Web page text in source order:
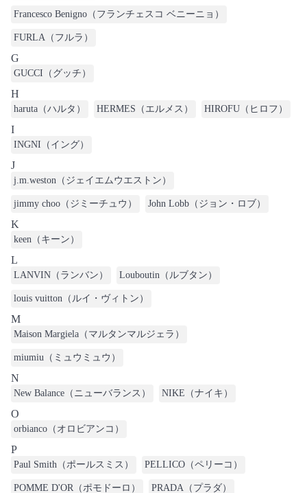
Francesco Benigno（フランチェスコ ベニーニョ）
FURLA（フルラ）
G
GUCCI（グッチ）
H
haruta（ハルタ） HERMES（エルメス） HIROFU（ヒロフ）
I
INGNI（イング）
J
j.m.weston（ジェイエムウエストン）
jimmy choo（ジミーチュウ） John Lobb（ジョン・ロブ）
K
keen（キーン）
L
LANVIN（ランバン） Louboutin（ルブタン）
louis vuitton（ルイ・ヴィトン）
M
Maison Margiela（マルタンマルジェラ）
miumiu（ミュウミュウ）
N
New Balance（ニューバランス） NIKE（ナイキ）
O
orbianco（オロビアンコ）
P
Paul Smith（ポールスミス） PELLICO（ペリーコ）
POMME D'OR（ポモドーロ） PRADA（プラダ）